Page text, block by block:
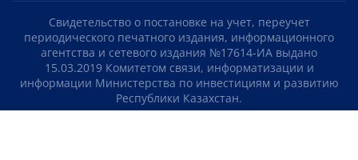
Свидетельство о постановке на учет, переучет
периодического печатного издания, информационного
агентства и сетевого издания №17614-ИА выдано
15.03.2019 Комитетом связи, информатизации и
информации Министерства по инвестициям и развитию
Республики Казахстан.